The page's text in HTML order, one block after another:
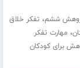
پژوهش ششم، تفکر خلاق
، مهارت تفکر
برای کودکان